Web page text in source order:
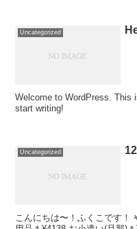
Uncategorized
Welcome to WordPress.
start writing!
Uncategorized
こんにちは〜！ふくこです！